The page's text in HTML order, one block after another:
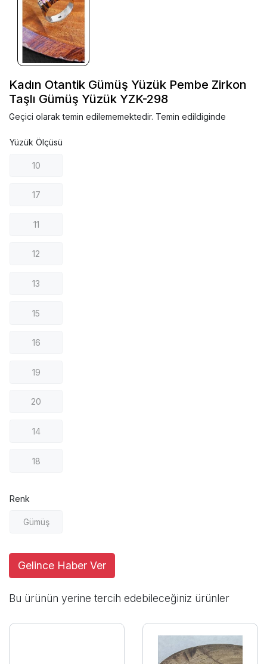
Kadın Otantik Gümüş Yüzük Pembe Zirkon
Taşlı Gümüş Yüzük YZK-298
Geçici olarak temin edilememektedir. Temin edildiginde
Yüzük Ölçüsü
10
17
11
12
13
15
16
19
20
14
18
Renk
Gümüş
Gelince Haber Ver
Bu ürünün yerine tercih edebileceğiniz ürünler